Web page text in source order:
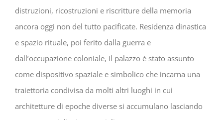
distruzioni, ricostruzioni e riscritture della memoria
ancora oggi non del tutto pacificate. Residenza dinastica
e spazio rituale, poi ferito dalla guerra e
dall’occupazione coloniale, il palazzo è stato assunto
come dispositivo spaziale e simbolico che incarna una
traiettoria condivisa da molti altri luoghi in cui
architetture di epoche diverse si accumulano lasciando